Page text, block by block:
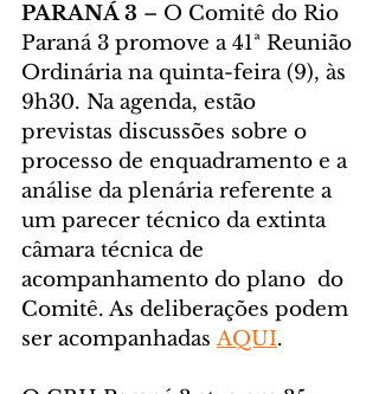
PARANÁ 3 – O Comitê do Rio
Paraná 3 promove a 41ª Reunião
Ordinária na quinta-feira (9), às
9h30. Na agenda, estão
previstas discussões sobre o
processo de enquadramento e a
análise da plenária referente a
um parecer técnico da extinta
câmara técnica de
acompanhamento do plano  do
Comitê. As deliberações podem
ser acompanhadas AQUI.